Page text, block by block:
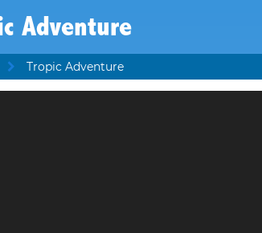
Adventure
Tropic Adventure